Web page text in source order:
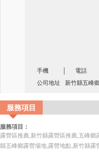
手機 電話
公司地址
新竹縣五峰
服務項目
服務項目：
露營區推薦,新竹縣露營區推薦,五峰
縣五峰鄉露營場地,露營地點,新竹縣